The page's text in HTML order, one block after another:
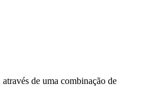
de uma combinação de